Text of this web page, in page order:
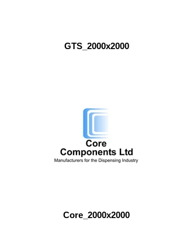
GTS_2000x2000
Core_2000x2000